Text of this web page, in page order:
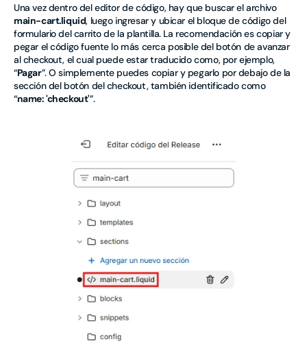
Una vez dentro del editor de código, hay que buscar el archivo
main-cart.liquid, luego ingresar y ubicar el bloque de código del
formulario del carritode la plantilla. La recomendación es copiar y
pegar el código fuente lo más cerca posible del botón de avanzar
al checkout, el cual puede estar traducido como, por ejemplo,
“Pagar”. O simplemente puedes copiar y pegarlo por debajo de la
sección del botón del checkout, también identificado como
“name: 'checkout'”.